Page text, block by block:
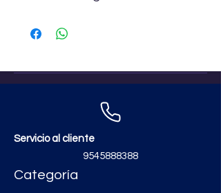
Servicio al cliente
9545888388
Categoría